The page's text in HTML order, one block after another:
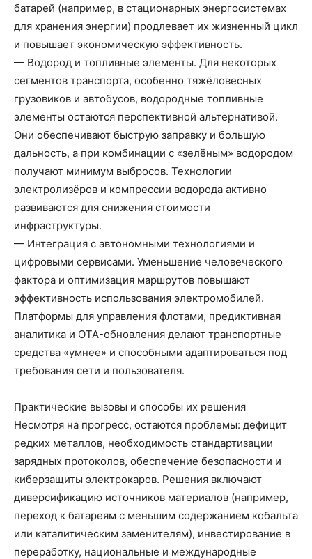
батарей (например, в стационарных энергосистемах
для хранения энергии) продлевает их жизненный цикл
и повышает экономическую эффективность.
— Водород и топливные элементы. Для некоторых
сегментов транспорта, особенно тяжёловесных
грузовиков и автобусов, водородные топливные
элементы остаются перспективной альтернативой.
Они обеспечивают быструю заправку и большую
дальность, а при комбинации с «зелёным» водородом
получают минимум выбросов. Технологии
электролизёров и компрессии водорода активно
развиваются для снижения стоимости
инфраструктуры.
— Интеграция с автономными технологиями и
цифровыми сервисами. Уменьшение человеческого
фактора и оптимизация маршрутов повышают
эффективность использования электромобилей.
Платформы для управления флотами, предиктивная
аналитика и OTA-обновления делают транспортные
средства «умнее» и способными адаптироваться под
требования сети и пользователя.
Практические вызовы и способы их решения
Несмотря на прогресс, остаются проблемы: дефицит
редких металлов, необходимость стандартизации
зарядных протоколов, обеспечение безопасности и
киберзащиты электрокаров. Решения включают
диверсификацию источников материалов (например,
переход к батареям с меньшим содержанием кобальта
или каталитическим заменителям), инвестирование в
переработку, национальные и международные